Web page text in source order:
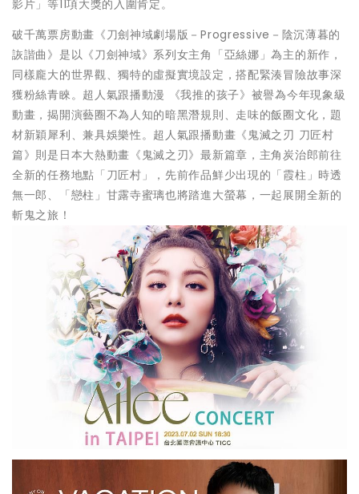
影片」等11項大獎的入圍肯定。
破千萬票房動畫《刀劍神域劇場版－Progressive－陰沉薄暮的
詼諧曲》是以《刀劍神域》系列女主角「亞絲娜」為主的新作，
同樣龐大的世界觀、獨特的虛擬實境設定，搭配緊湊冒險故事深
獲粉絲青睞。超人氣跟播動漫 《我推的孩子》被譽為今年現象級
動畫，揭開演藝圈不為人知的暗黑潛規則、走味的飯圈文化，題
材新穎犀利、兼具娛樂性。超人氣跟播動畫《鬼滅之刃 刀匠村
篇》則是日本大熱動畫《鬼滅之刃》最新篇章，主角炭治郎前往
全新的任務地點「刀匠村」，先前作品鮮少出現的「霞柱」時透
無一郎、「戀柱」甘露寺蜜璃也將踏進大螢幕，一起展開全新的
斬鬼之旅！